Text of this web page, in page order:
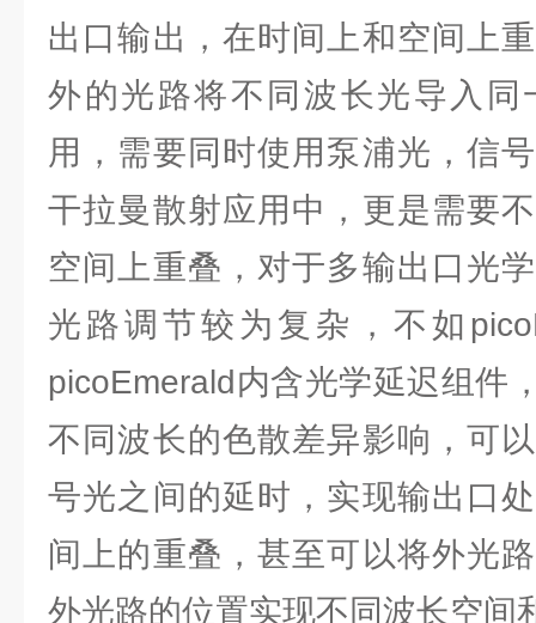
出口输出，在时间上和空间上
外的光路将不同波长光导入同
用，需要同时使用泵浦光，信
干拉曼散射应用中，更是需要
空间上重叠，对于多输出口光
光路调节较为复杂，不如
picoEmerald内含光学延迟组件
不同波长的色散差异影响，可
号光之间的延时，实现输出口
间上的重叠，甚至可以将外光
外光路的位置实现不同波长空间